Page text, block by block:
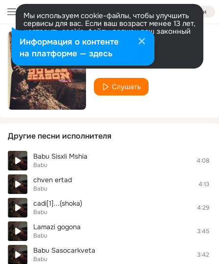
Войти
Мы используем cookie-файлы, чтобы улучшить
сервисы для вас. Если ваш возраст менее 13 лет,
настроить cookie-файлы должен ваш законный
представитель. Больше информации
Разрешить все Настроить
Chemo patara
Babu
Слушать
Другие песни исполнителя
Babu Sisxli Mshia
Babu
4:08
chven ertad
Babu
4:13
cadi[1]...(shoka)
Babu
4:29
Lamazi gogona
Babu
3:45
Babu Sasocarkveta
Babu
3:42
Информация о контенте
на платформе — здесь